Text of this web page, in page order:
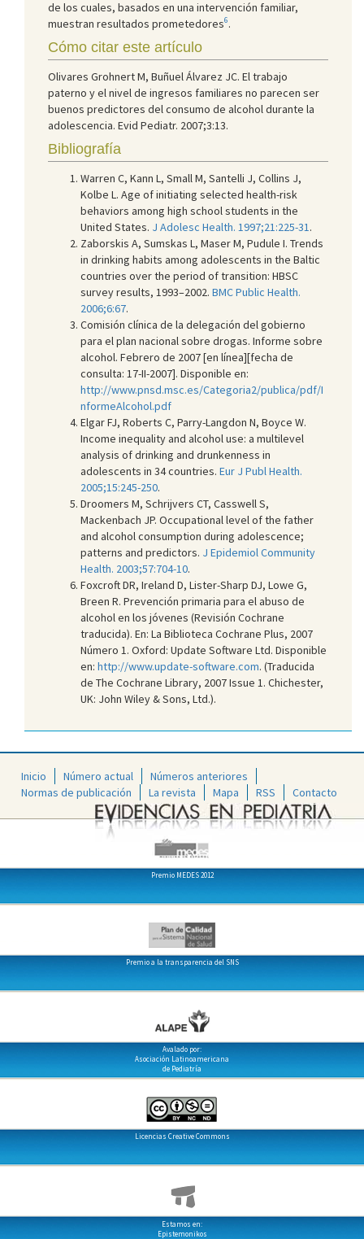
de los cuales, basados en una intervención familiar,
muestran resultados prometedores6.
Cómo citar este artículo
Olivares Grohnert M, Buñuel Álvarez JC. El trabajo
paterno y el nivel de ingresos familiares no parecen ser
buenos predictores del consumo de alcohol durante la
adolescencia. Evid Pediatr. 2007;3:13.
Bibliografía
Warren C, Kann L, Small M, Santelli J, Collins J,
Kolbe L. Age of initiating selected health-risk
behaviors among high school students in the
United States. J Adolesc Health. 1997;21:225-31 .
Zaborskis A, Sumskas L, Maser M, Pudule I. Trends
in drinking habits among adolescents in the Baltic
countries over the period of transition: HBSC
survey results, 1993–2002. BMC Public Health.
2006;6:67.
Comisión clínica de la delegación del gobierno
para el plan nacional sobre drogas. Informe sobre
alcohol. Febrero de 2007 [en línea][fecha de
consulta: 17-II-2007]. Disponible en:
http://www.pnsd.msc.es/Categoria2/publica/pdf/I
nformeAlcohol.pdf
Elgar FJ, Roberts C, Parry-Langdon N, Boyce W.
Income inequality and alcohol use: a multilevel
analysis of drinking and drunkenness in
adolescents in 34 countries. Eur J Publ Health.
2005;15:245-250.
Droomers M, Schrijvers CT, Casswell S,
Mackenbach JP. Occupational level of the father
and alcohol consumption during adolescence;
patterns and predictors. J Epidemiol Community
Health. 2003;57:704-10.
Foxcroft DR, Ireland D, Lister-Sharp DJ, Lowe G,
Breen R. Prevención primaria para el abuso de
alcohol en los jóvenes (Revisión Cochrane
traducida). En: La Biblioteca Cochrane Plus, 2007
Número 1. Oxford: Update Software Ltd. Disponible
en: http://www.update-software.com. (Traducida
de The Cochrane Library, 2007 Issue 1. Chichester,
UK: John Wiley & Sons, Ltd.).
Inicio Número actual
Números anteriores
Normas de publicación
La revista Mapa RSS Contacto
Premio MEDES 2012
Premio a la transparencia del SNS
Avalado por:
Asociación Latinoamericana
de Pediatría
Licencias Creative Commons
Estamos en:
Epistemonikos